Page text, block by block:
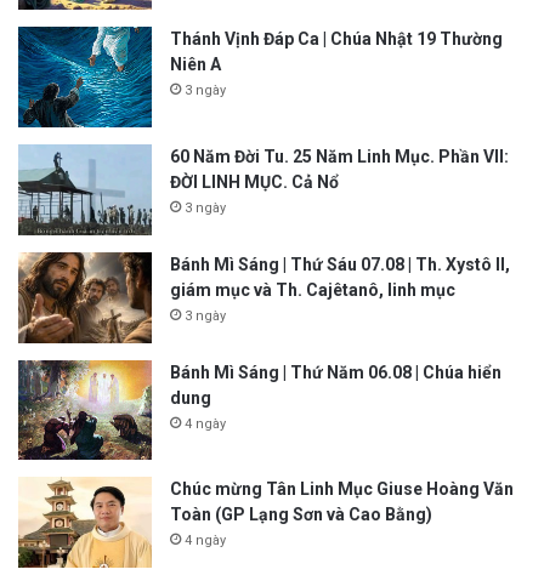
Thánh Vịnh Đáp Ca | Chúa Nhật 19 Thường
Niên A
3 ngày
60 Năm Đời Tu. 25 Năm Linh Mục. Phần VII:
ĐỜI LINH MỤC. Cả Nổ
3 ngày
Bánh Mì Sáng | Thứ Sáu 07.08 | Th. Xystô II,
giám mục và Th. Cajêtanô, linh mục
3 ngày
Bánh Mì Sáng | Thứ Năm 06.08 | Chúa hiển
dung
4 ngày
Chúc mừng Tân Linh Mục Giuse Hoàng Văn
Toàn (GP Lạng Sơn và Cao Bằng)
4 ngày